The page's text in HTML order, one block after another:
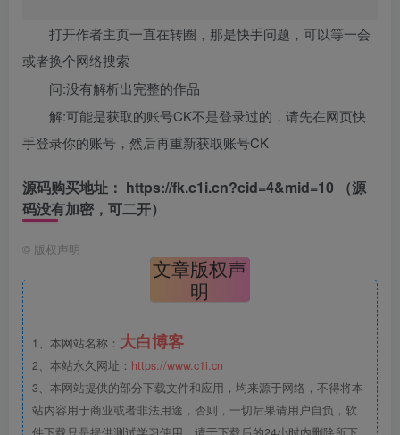
打开作者主页一直在转圈，那是快手问题，可以等一会
或者换个网络搜索
问:没有解析出完整的作品
解:可能是获取的账号CK不是登录过的，请先在网页快
手登录你的账号，然后再重新获取账号CK
源码购买地址： https://fk.c1i.cn?cid=4&mid=10
（源
码没有加密，可二开）
© 版权声明
文章版权声
明
1、本网站名称： 大白博客
2、本站永久网址： https://www.c1i.cn
3、本网站提供的部分下载文件和应用，均来源于网络，不得将本
站内容用于商业或者非法用途，否则，一切后果请用户自负，软